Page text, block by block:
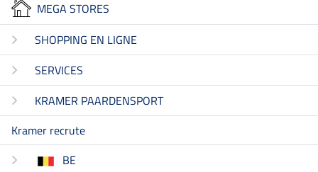
MEGA STORES
SHOPPING EN LIGNE
SERVICES
KRAMER PAARDENSPORT
Kramer recrute
BE